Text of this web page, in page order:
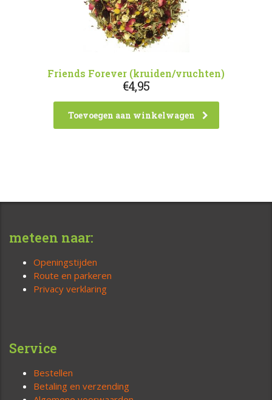
Friends Forever (kruiden/vruchten)
€4,95
Toevoegen aan winkelwagen
meteen naar:
Openingstijden
Route en parkeren
Privacy verklaring
Service
Bestellen
Betaling en verzending